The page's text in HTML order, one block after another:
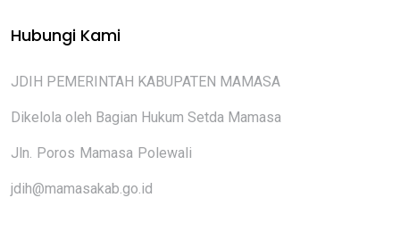
Hubungi Kami
JDIH PEMERINTAH KABUPATEN MAMASA
Dikelola oleh Bagian Hukum Setda Mamasa
Jln. Poros Mamasa Polewali
jdih@mamasakab.go.id